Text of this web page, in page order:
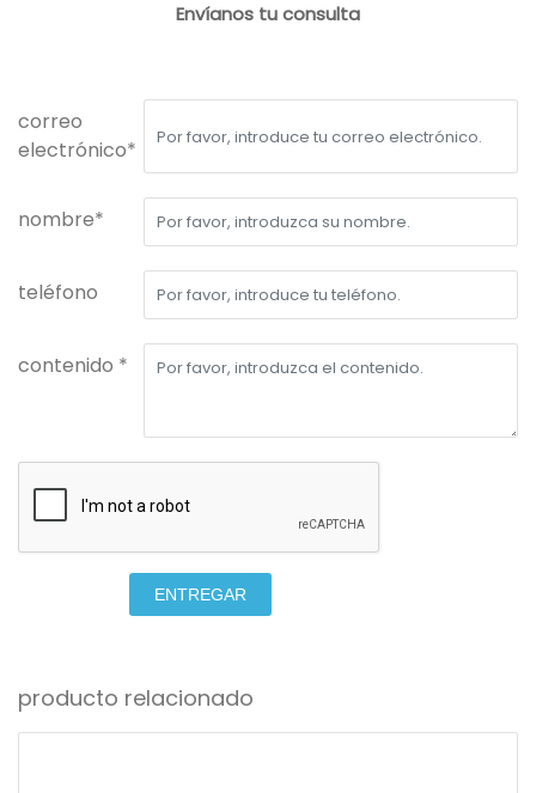
Envíanos tu consulta
correo
electrónico*
nombre*
teléfono
contenido *
ENTREGAR
producto relacionado